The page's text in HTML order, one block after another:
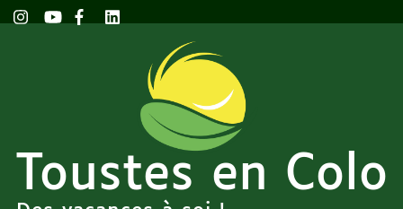
Toustes en Colo